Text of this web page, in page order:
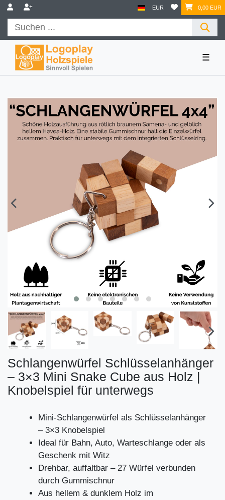
EUR 0,00 EUR
☰
Schlangenwürfel Schlüsselanhänger
– 3×3 Mini Snake Cube aus Holz |
Knobelspiel für unterwegs
Mini-Schlangenwürfel als Schlüsselanhänger
– 3×3 Knobelspiel
Ideal für Bahn, Auto, Warteschlange oder als
Geschenk mit Witz
Drehbar, auffaltbar – 27 Würfel verbunden
durch Gummischnur
Aus hellem & dunklem Holz im